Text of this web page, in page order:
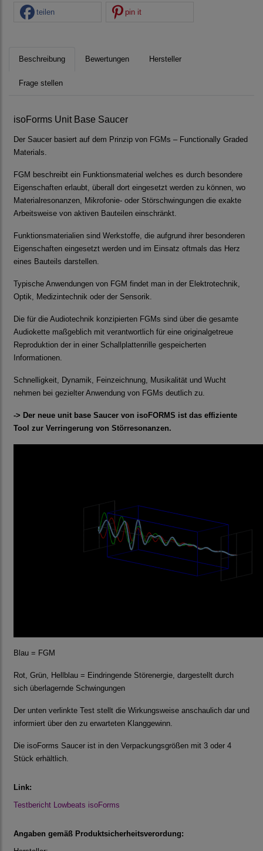
teilen pin it
Beschreibung Bewertungen Hersteller
Frage stellen
isoForms Unit Base Saucer
Der Saucer basiert auf dem Prinzip von FGMs – Functionally Graded
Materials.
FGM beschreibt ein Funktionsmaterial welches es durch besondere
Eigenschaften erlaubt, überall dort eingesetzt werden zu können, wo
Materialresonanzen, Mikrofonie- oder Störschwingungen die exakte
Arbeitsweise von aktiven Bauteilen einschränkt.
Funktionsmaterialien sind Werkstoffe, die aufgrund ihrer besonderen
Eigenschaften eingesetzt werden und im Einsatz oftmals das Herz
eines Bauteils darstellen.
Typische Anwendungen von FGM findet man in der Elektrotechnik,
Optik, Medizintechnik oder der Sensorik.
Die für die Audiotechnik konzipierten FGMs sind über die gesamte
Audiokette maßgeblich mit verantwortlich für eine originalgetreue
Reproduktion der in einer Schallplattenrille gespeicherten
Informationen.
Schnelligkeit, Dynamik, Feinzeichnung, Musikalität und Wucht
nehmen bei gezielter Anwendung von FGMs deutlich zu.
-> Der neue unit base Saucer von isoFORMS ist das effiziente
Tool zur Verringerung von Störresonanzen.
Blau = FGM
Rot, Grün, Hellblau = Eindringende Störenergie, dargestellt durch
sich überlagernde Schwingungen
Der unten verlinkte Test stellt die Wirkungsweise anschaulich dar und
informiert über den zu erwarteten Klanggewinn.
Die isoForms Saucer ist in den Verpackungsgrößen mit 3 oder 4
Stück erhältlich.
Link:
Testbericht Lowbeats isoForms
Angaben gemäß Produktsicherheitsverordung: